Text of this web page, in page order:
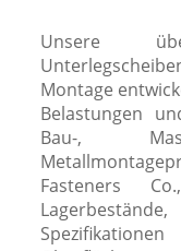
Unsere
Montage
Belastungen
Bau-,
Fasteners